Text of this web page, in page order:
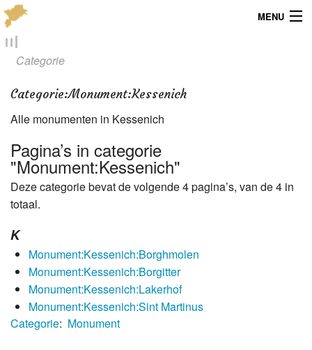
MENU
Menu
Dialect
Locaties
Kaarten
Overig
Verenigingsinfo
Categorie
Categorie:Monument:Kessenich
Alle monumenten in Kessenich
Pagina’s in categorie
"Monument:Kessenich"
Deze categorie bevat de volgende 4 pagina’s, van de 4 in
totaal.
K
Monument:Kessenich:Borghmolen
Monument:Kessenich:Borgitter
Monument:Kessenich:Lakerhof
Monument:Kessenich:Sint Martinus
Categorie: Monument